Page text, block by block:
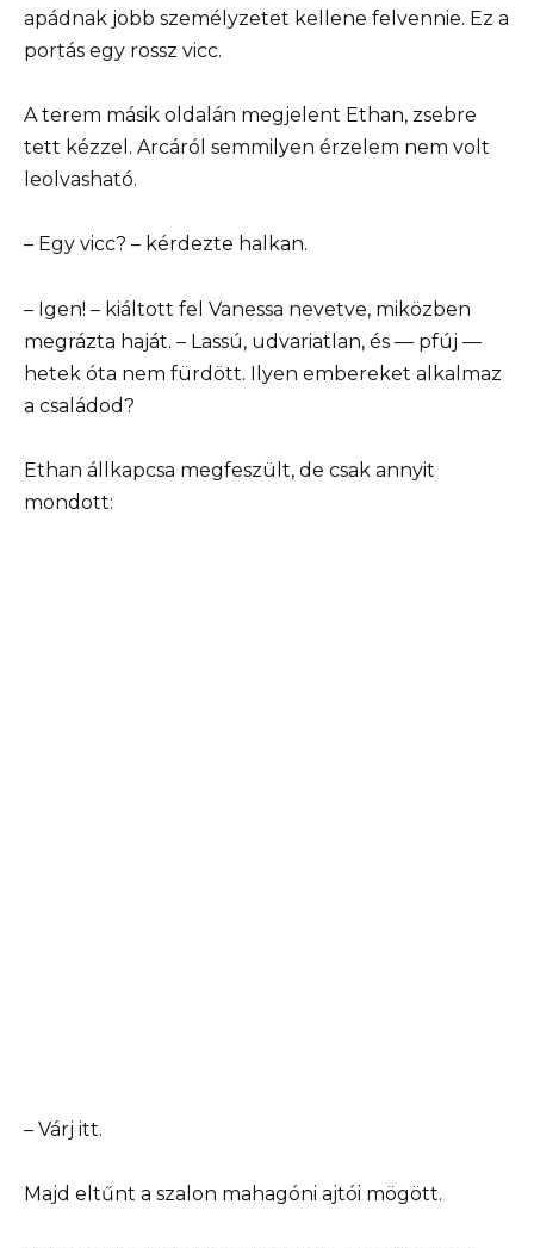
apádnak jobb személyzetet kellene felvennie. Ez a
portás egy rossz vicc.
A terem másik oldalán megjelent Ethan, zsebre
tett kézzel. Arcáról semmilyen érzelem nem volt
leolvasható.
– Egy vicc? – kérdezte halkan.
– Igen! – kiáltott fel Vanessa nevetve, miközben
megrázta haját. – Lassú, udvariatlan, és — pfúj —
hetek óta nem fürdött. Ilyen embereket alkalmaz
a családod?
Ethan állkapcsa megfeszült, de csak annyit
mondott:
– Várj itt.
Majd eltűnt a szalon mahagóni ajtói mögött.